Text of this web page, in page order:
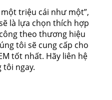
triệu cái như một”,
là lựa chọn thích hợp
theo thương hiệu
tôi sẽ cung cấp cho
ㅤㅤㅤㅤㅤHãy liên hệ
tôi ngay.